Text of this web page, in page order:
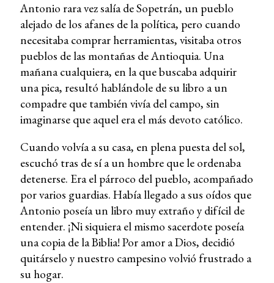
Antonio rara vez salía de Sopetrán, un pueblo
alejado de los afanes de la política, pero cuando
necesitaba comprar herramientas, visitaba otros
pueblos de las montañas de Antioquia. Una
mañana cualquiera, en la que buscaba adquirir
una pica, resultó hablándole de su libro a un
compadre que también vivía del campo, sin
imaginarse que aquel era el más devoto católico.
Cuando volvía a su casa, en plena puesta del sol,
escuchó tras de sí a un hombre que le ordenaba
detenerse. Era el párroco del pueblo, acompañado
por varios guardias. Había llegado a sus oídos que
Antonio poseía un libro muy extraño y difícil de
entender. ¡Ni siquiera el mismo sacerdote poseía
una copia de la Biblia! Por amor a Dios, decidió
quitárselo y nuestro campesino volvió frustrado a
su hogar.